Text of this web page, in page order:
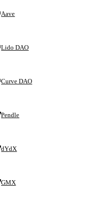
Aave
Lido DAO
Curve DAO
Pendle
dYdX
GMX